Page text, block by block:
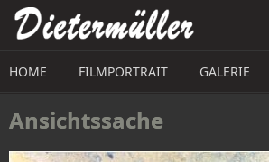
Direkt zum Inhalt
HOME FILMPORTRAIT GALERIE
Ansichtssache